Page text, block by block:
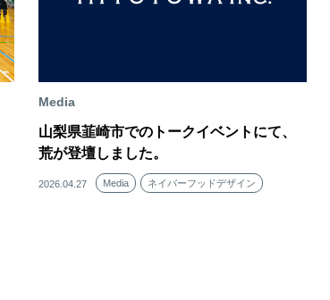
Media
山梨県韮崎市でのトークイベントにて、
荒が登壇しました。
2026.04.27 Media ネイバーフッドデザイン